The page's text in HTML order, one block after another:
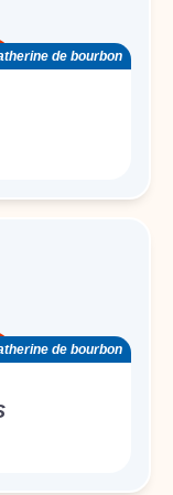
de bourbon
de bourbon